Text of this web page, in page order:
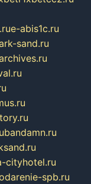
e-abis1c.ru
sand.ru
bandamn.ru
cityhotel.ru
spb.ru